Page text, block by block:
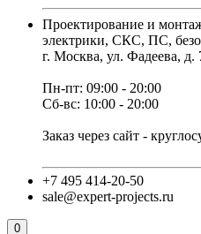
Проектирование и
электрики, СКС, ПС,
г. Москва, ул. Фадеева, д.
Пн-пт: 09:00 - 20:00
Сб-вс: 10:00 - 20:00
Заказ через сайт -
+7 495 414-20-50
sale@expert-projects.ru
0